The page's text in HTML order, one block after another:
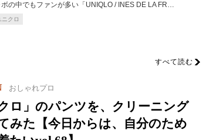
の中でもファンが多い「UNIQLO / INES DE LA FR…
クロ
すべて読む
おしゃれプロ
ロ」のパンツを、クリーニング
みた【今日からは、自分のため